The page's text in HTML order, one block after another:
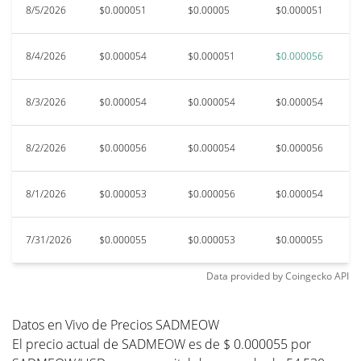
8/5/2026 $0.000051 $0.00005 $0.000051
8/4/2026 $0.000054 $0.000051 $0.000056
8/3/2026 $0.000054 $0.000054 $0.000054
8/2/2026 $0.000056 $0.000054 $0.000056
8/1/2026 $0.000053 $0.000056 $0.000054
7/31/2026 $0.000055 $0.000053 $0.000055
Data provided byCoingeckoAPI
Datos en Vivo de Precios SADMEOW
El precio actual de SADMEOW es de $ 0.000055 por